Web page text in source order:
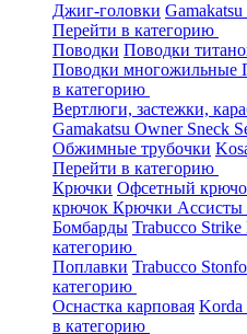
Джиг-головки Gamakatsu
Перейти в категорию
Поводки Поводки
Поводки многожильные
в категорию
Вертлюги, застежки,
Gamakatsu Owner Sneck
Обжимные трубочки
Перейти в категорию
Крючки Офсетный
крючок Крючки Ассисты
Бомбарды Trabucco Strike
категорию
Поплавки Trabucco Stonfo
категорию
Оснастка карповая Korda
в категорию